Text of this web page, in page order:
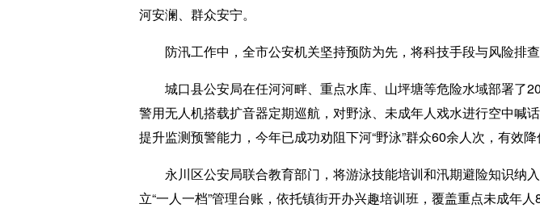
河安澜、群众安宁。
防汛工作中，全市公安机关坚持预防为先，将科技手段与风险排查
城口县公安局在任河河畔、重点水库、山坪塘等危险水域部署了
警用无人机搭载扩音器定期巡航，对野泳、未成年人戏水进行空中喊
提升监测预警能力，今年已成功劝阻下河“野泳”群众60余人次，有效降
永川区公安局联合教育部门，将游泳技能培训和汛期避险知识纳
立“一人一档”管理台账，依托镇街开办兴趣培训班，覆盖重点未成年